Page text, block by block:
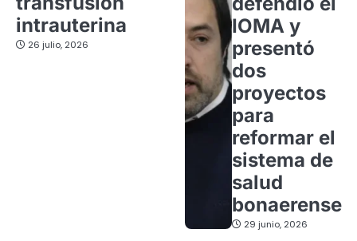
intrauterina
26 julio, 2026
IOMA y
presentó
dos
proyectos
para
reformar el
sistema de
salud
bonaerense
29 junio, 2026